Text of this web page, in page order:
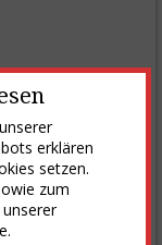
erklären
setzen.
zum
2023